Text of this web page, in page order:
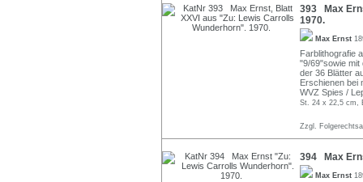
393 Max
1970.
Max Ernst
Farblithografie
"9/69"sowie
der 36 Blätter
Erschienen bei
WVZ Spies /
St. 24 x 22,5 cm,
Zzgl.
394 Max
Max Ernst